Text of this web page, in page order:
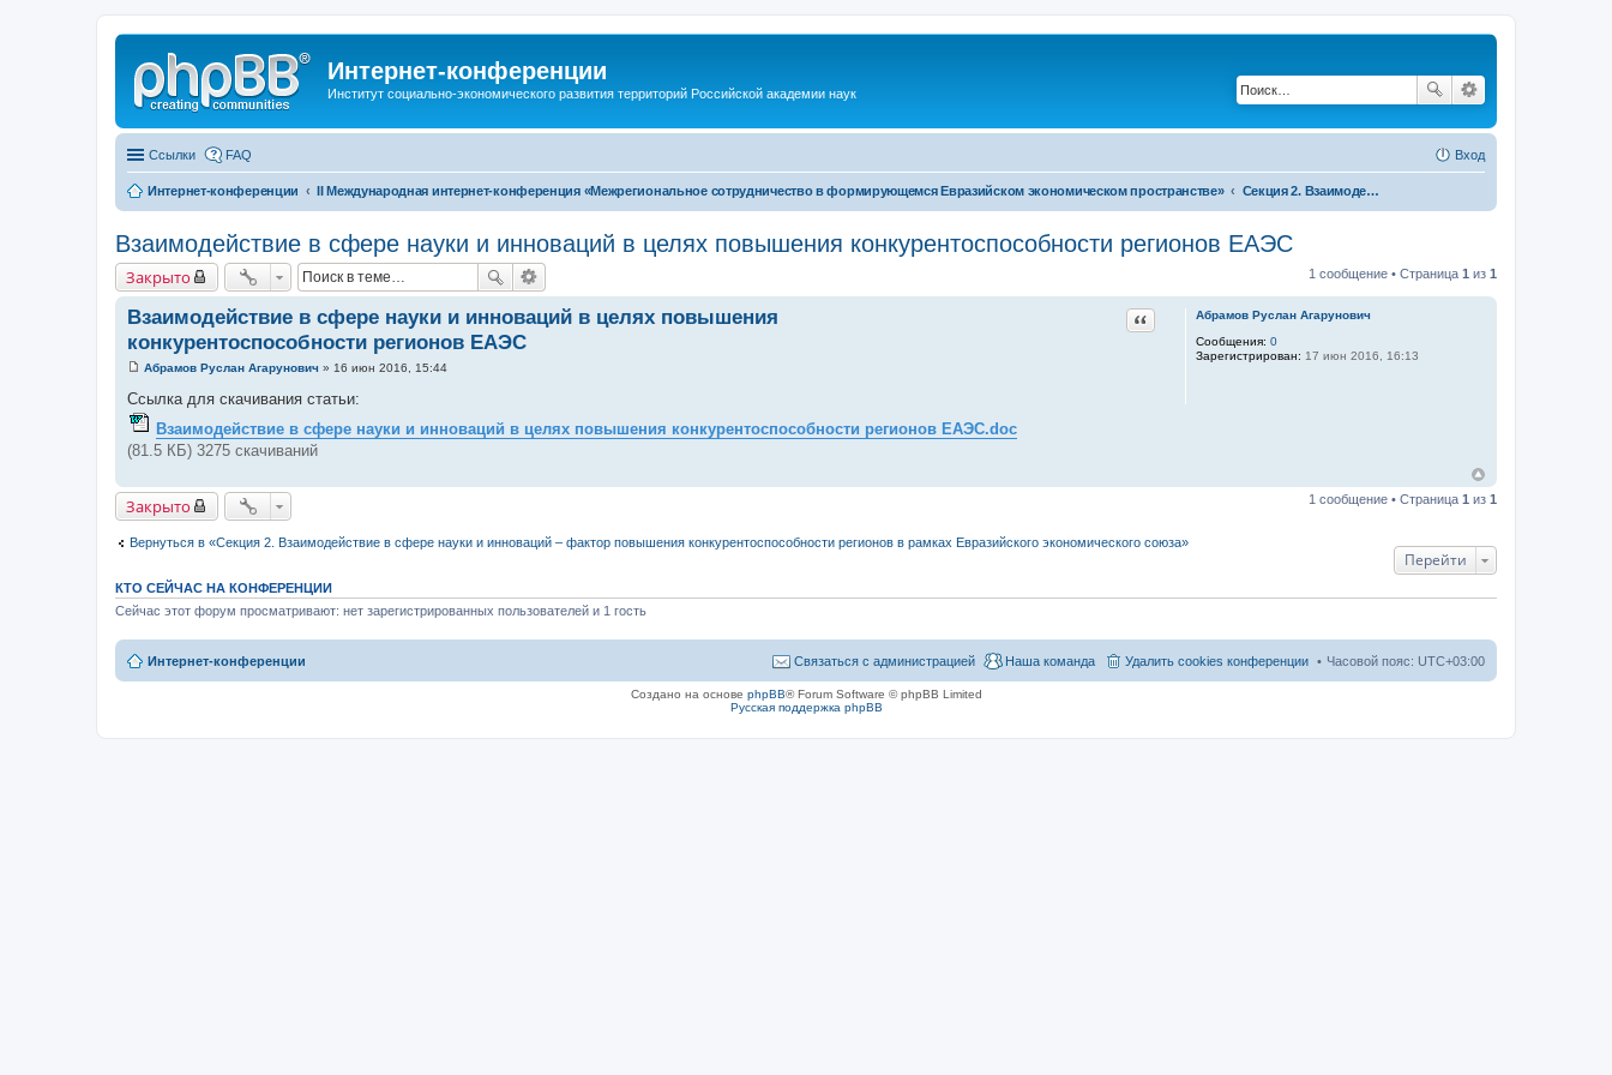
Интернет-конференции
Институт социально-экономического развития территорий Российской академии наук
Ссылки FAQ Вход
Интернет-конференции II Международная интернет-конференция «Межрегиональное сотрудничество в формирующемся Евразийском экономическом пространстве» Секция 2. Взаимодействие в сфере науки и инноваций – фактор повышения конкурентоспособности регионов в рамках Евразийского экономического союза
Взаимодействие в сфере науки и инноваций в целях повышения конкурентоспособности регионов ЕАЭС
Закрыто 1 сообщение • Страница 1 из 1
Абрамов Руслан Агарунович
Сообщения: 0
Зарегистрирован: 17 июн 2016, 16:13
Взаимодействие в сфере науки и инноваций в целях повышения
конкурентоспособности регионов ЕАЭС
Цитата
о
б
щ
е
е
Абрамов Руслан Агарунович » 16 июн 2016, 15:44
Ссылка для скачивания статьи:
Взаимодействие в сфере науки и инноваций в целях повышения конкурентоспособности регионов ЕАЭС.doc
(81.5 КБ) 3275 скачиваний
Закрыто 1 сообщение • Страница 1 из 1
Вернуться в «Секция 2. Взаимодействие в сфере науки и инноваций – фактор повышения конкурентоспособности регионов в рамках Евразийского экономического союза»
Перейти
КТО СЕЙЧАС НА КОНФЕРЕНЦИИ
Сейчас этот форум просматривают: нет зарегистрированных пользователей и 1 гость
Интернет-конференции Часовой пояс: UTC+03:00
Удалить cookies конференции
Наша команда
Связаться с администрацией
Создано на основе phpBB® Forum Software © phpBB Limited
Русская поддержка phpBB